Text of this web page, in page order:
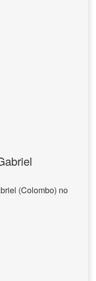
(Colombo) no